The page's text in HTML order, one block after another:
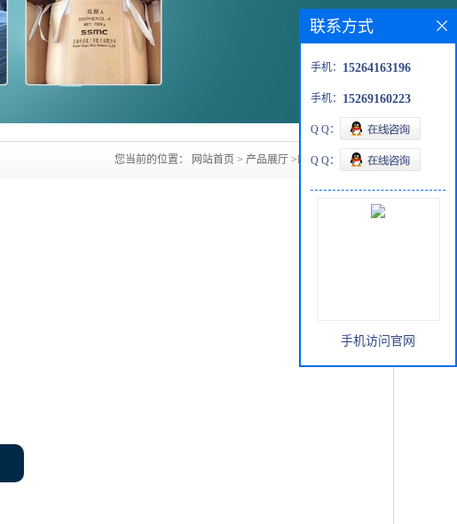
您当前的位置： 网站首页 > 产品展厅 >MIBK山东
联系方式
手机： 15264163196
手机： 15269160223
Q Q：
Q Q：
手机访问官网